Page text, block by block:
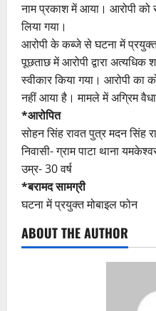
नाम प्रकाश में आया। आरोपी को
लिया गया।
आरोपी के कब्जे से घटना में प्रयुक्त
पूछताछ में आरोपी द्वारा
स्वीकार किया गया। आरोपी का
नहीं आया है। मामले में अग्रिम
*आरोपित
सोहन सिंह रावत पुत्र मदन सिंह
निवासी- ग्राम पाटा थाना
उम्र- 30 वर्ष
*बरामद सामग्री
घटना में प्रयुक्त मोबाइल फोन
ABOUT THE AUTHOR